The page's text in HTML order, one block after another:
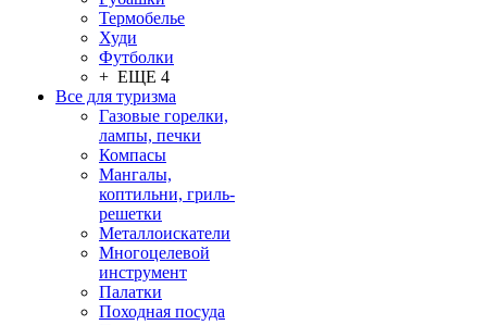
Термобелье
Худи
Футболки
+ ЕЩЕ 4
Все для туризма
Газовые горелки,
лампы, печки
Компасы
Мангалы,
коптильни, гриль-
решетки
Металлоискатели
Многоцелевой
инструмент
Палатки
Походная посуда